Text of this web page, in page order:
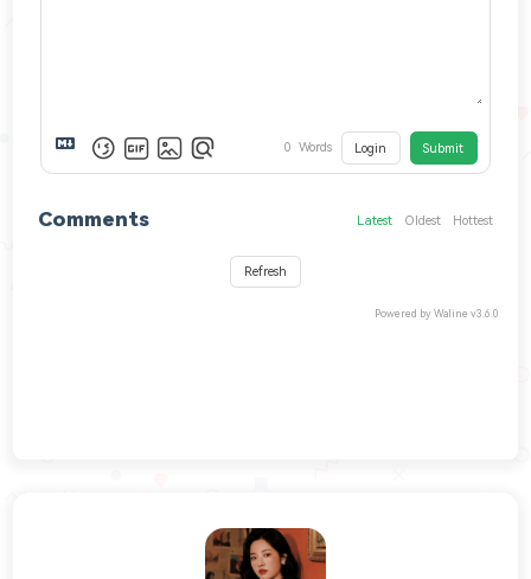
0 Words Login Submit
Comments Latest Oldest Hottest
Refresh
Powered byWaline v3.6.0